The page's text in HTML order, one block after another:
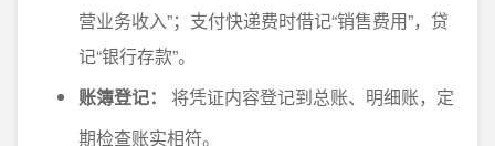
营业务收入”；支付快递费时借记“销售费用”，贷
记“银行存款”。
账簿登记：
将凭证内容登记到总账、明细账，定
期检查账实相符。